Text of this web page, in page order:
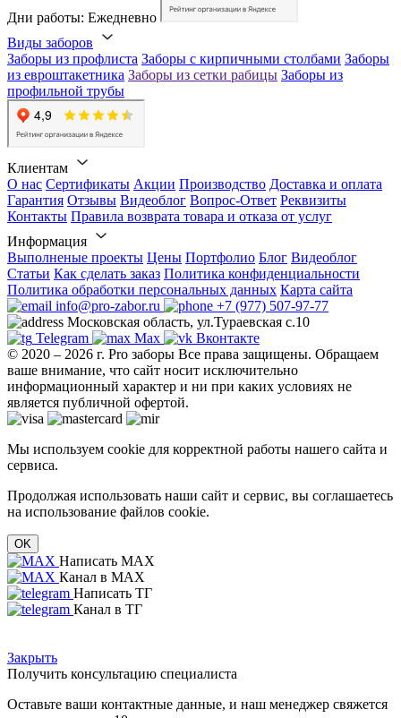
Дни работы: Ежедневно
Виды заборов
Заборы из профлиста Заборы с кирпичными столбами Заборы
из евроштакетника Заборы из сетки рабицы Заборы из
профильной трубы
Клиентам
О нас Сертификаты Акции Производство Доставка и оплата
Гарантия Отзывы Видеоблог Вопрос-Ответ Реквизиты
Контакты Правила возврата товара и отказа от услуг
Информация
Выполненые проекты Цены Портфолио Блог Видеоблог
Статьи Как сделать заказ Политика конфиденциальности
Политика обработки персональных данных Карта сайта
info@pro-zabor.ru
+7 (977) 507-97-77
Московская область, ул.Тураевская с.10
Telegram
Max
Вконтакте
© 2020 – 2026 г. Pro заборы Все права защищены. Обращаем
ваше внимание, что сайт носит исключительно
информационный характер и ни при каких условиях не
является публичной офертой.
Мы используем cookie для корректной работы нашего сайта и
сервиса.
Продолжая использовать наши сайт и сервис, вы соглашаетесь
на использование файлов cookie.
OK
Написать MAX
Канал в MAX
Написать ТГ
Канал в ТГ
Закрыть
Получить консультацию специалиста
Оставьте ваши контактные данные, и наш менеджер свяжется